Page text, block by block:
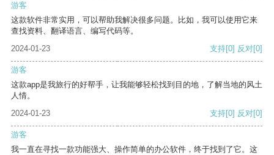
游客
这款软件非常实用，可以帮助我解决很多问题。比如，我可以使用它来
查找资料、翻译语言、编写代码等。
2024-01-23
支持[0] 反对[0]
游客
这款app是我旅行的好帮手，让我能够轻松找到目的地，了解当地的风土
人情。
2024-01-23
支持[0] 反对[0]
游客
我一直在寻找一款功能强大、操作简单的办公软件，终于找到了它。这